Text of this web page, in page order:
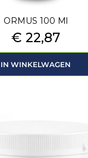
ORMUS 100 Ml
Prijs
€ 22,87
IN WINKELWAGEN